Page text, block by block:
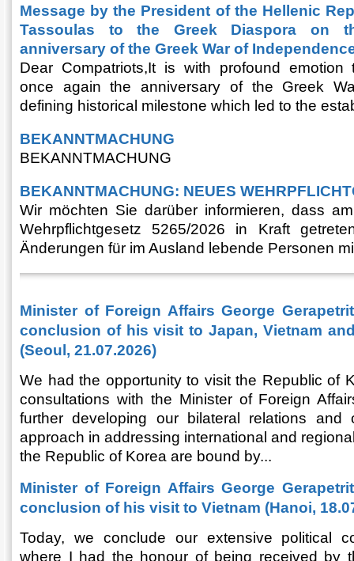
Message by the President of the Hellenic
Tassoulas to the Greek Diaspora on
anniversary of the Greek War of
Dear Compatriots,It is with profound emotion
once again the anniversary of the Greek
defining historical milestone which led to the
BEKANNTMACHUNG
BEKANNTMACHUNG
BEKANNTMACHUNG: NEUES
Wir möchten Sie darüber informieren, dass
Wehrpflichtgesetz 5265/2026 in Kraft
Änderungen für im Ausland lebende Personen
Minister of Foreign Affairs George
conclusion of his visit to Japan, Vietnam
(Seoul, 21.07.2026)
We had the opportunity to visit the Republic of
consultations with the Minister of Foreign
further developing our bilateral relations and
approach in addressing international and
the Republic of Korea are bound by...
Minister of Foreign Affairs George
conclusion of his visit to Vietnam (Hanoi,
Today, we conclude our extensive political
where I had the honour of being received by